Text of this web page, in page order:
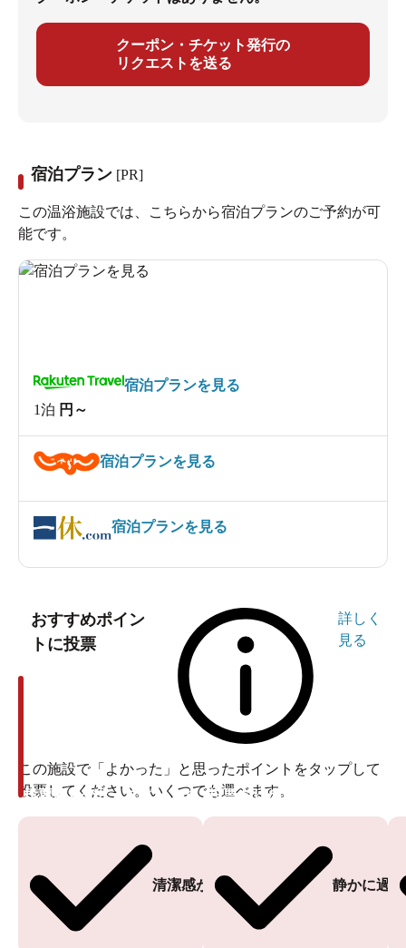
クーポン・チケット発行の
リクエストを送る
宿泊プラン [PR]
この温浴施設では、こちらから宿泊プランのご予約が可
能です。
1泊 円～
宿泊プランを見る
宿泊プランを見る
宿泊プランを見る
おすすめポイン
トに投票
詳しく
見る
この施設で「よかった」と思ったポイントをタップして
投票してください。いくつでも選べます。
清潔感がある
投票ありがとうございます
静かに過
投票ありがとうございます